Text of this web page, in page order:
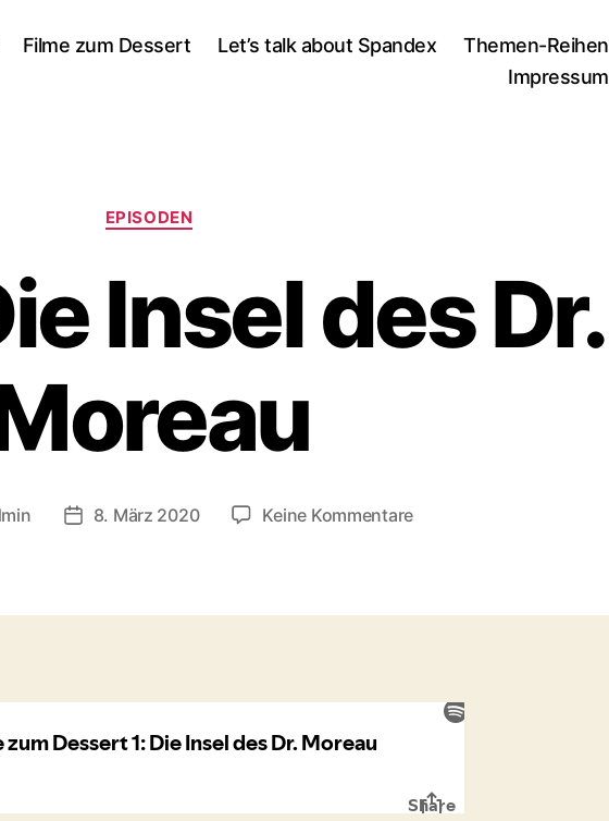
Filme zum Dessert Let’s talk about Spandex
Themen-Reihen
Impressum
Kategorien
EPISODEN
Insel des Dr.
Veröffentlichungsdatum
8. März 2020 Keine Kommentarezu
Insel